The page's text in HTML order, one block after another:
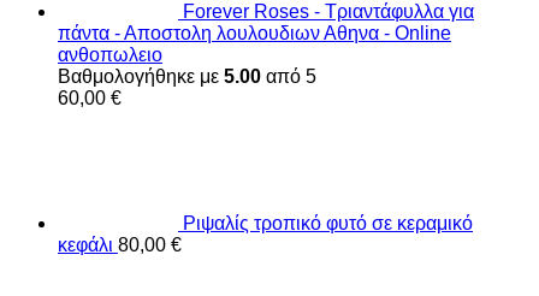
Forever Roses - Τριαντάφυλλα για
πάντα - Αποστολη λουλουδιων Αθηνα - Online
ανθοπωλειο
Βαθμολογήθηκε με 5.00 από 5
60,00 €
Ριψαλίς τροπικό φυτό σε κεραμικό
κεφάλι 80,00 €